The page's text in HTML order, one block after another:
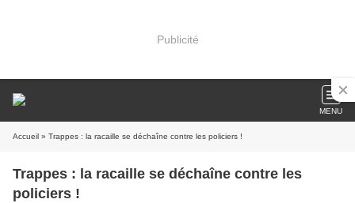
Publicité
MENU
Accueil » Trappes : la racaille se déchaîne contre les policiers !
Trappes : la racaille se déchaîne contre les
policiers !